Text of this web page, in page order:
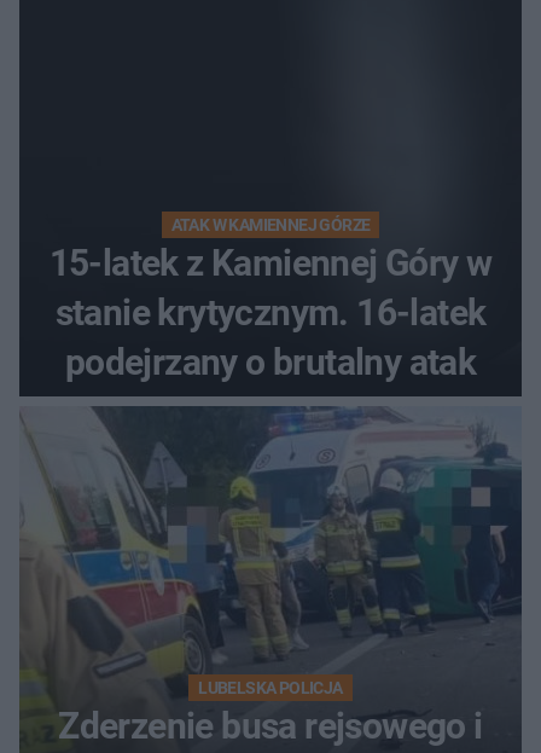
ATAK W KAMIENNEJ GÓRZE
15-latek z Kamiennej Góry w
stanie krytycznym. 16-latek
podejrzany o brutalny atak
LUBELSKA POLICJA
Zderzenie busa rejsowego i